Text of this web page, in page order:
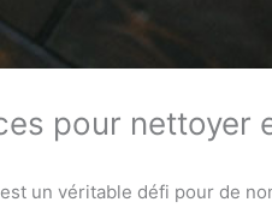
pour nettoyer
un véritable défi pour de